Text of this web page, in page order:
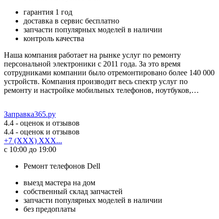
гарантия 1 год
доставка в сервис бесплатно
запчасти популярных моделей в наличии
контроль качества
Наша компания работает на рынке услуг по ремонту
персональной электроники с 2011 года. За это время
сотрудниками компании было отремонтировано более 140 000
устройств. Компания производит весь спектр услуг по
ремонту и настройке мобильных телефонов, ноутбуков,…
Заправка365.ру
4.4 - оценок и отзывов
4.4 - оценок и отзывов
+7 (XXX) XXX...
с 10:00 до 19:00
Ремонт телефонов Dell
выезд мастера на дом
собственный склад запчастей
запчасти популярных моделей в наличии
без предоплаты